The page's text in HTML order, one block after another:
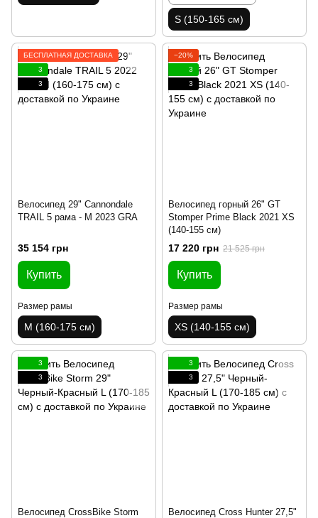
S (150-165 см)
БЕСПЛАТНАЯ ДОСТАВКА
3
3
Велосипед 29" Cannondale
TRAIL 5 рама - M 2023 GRA
35 154 грн
Купить
Размер рамы
M (160-175 см)
−20%
3
3
Велосипед горный 26" GT
Stomper Prime Black 2021 XS
(140-155 см)
17 220 грн 21 525 грн
Купить
Размер рамы
XS (140-155 см)
3
3
Велосипед CrossBike Storm
3
3
Велосипед Cross Hunter 27,5"